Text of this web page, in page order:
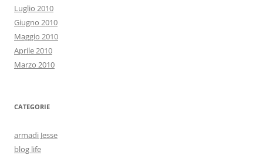
Luglio 2010
Giugno 2010
Maggio 2010
Aprile 2010
Marzo 2010
CATEGORIE
armadi Jesse
blog life